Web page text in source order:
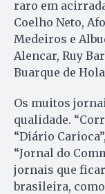
raro em
Coelho Neto,
Medeiros e
Alencar, Ruy
Buarque de
Os muitos
qualidade.
“Diário
“Jornal do
jornais que
brasileira, como